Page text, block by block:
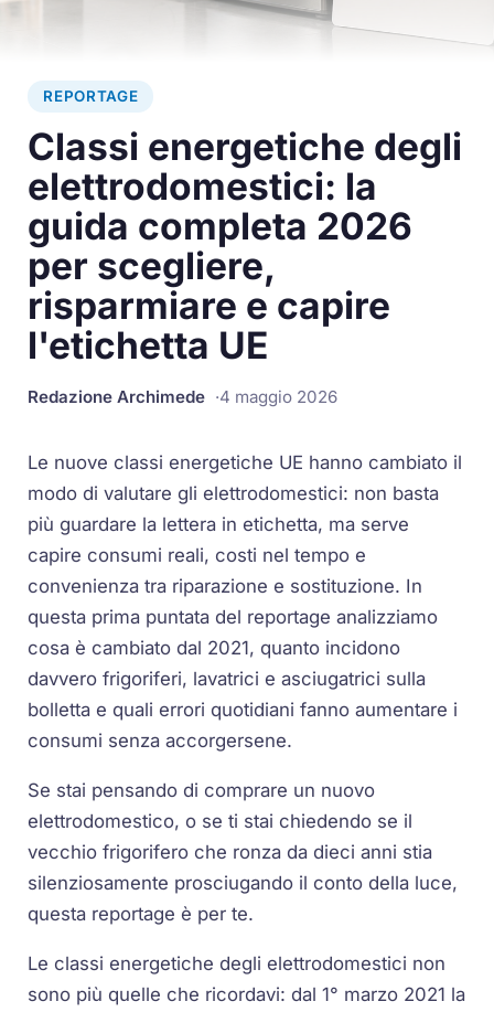
REPORTAGE
Classi energetiche degli
elettrodomestici: la
guida completa 2026
per scegliere,
risparmiare e capire
l'etichetta UE
Redazione Archimede 4 maggio 2026
Le nuove classi energetiche UE hanno cambiato il
modo di valutare gli elettrodomestici: non basta
più guardare la lettera in etichetta, ma serve
capire consumi reali, costi nel tempo e
convenienza tra riparazione e sostituzione. In
questa prima puntata del reportage analizziamo
cosa è cambiato dal 2021, quanto incidono
davvero frigoriferi, lavatrici e asciugatrici sulla
bolletta e quali errori quotidiani fanno aumentare i
consumi senza accorgersene.
Se stai pensando di comprare un nuovo
elettrodomestico, o se ti stai chiedendo se il
vecchio frigorifero che ronza da dieci anni stia
silenziosamente prosciugando il conto della luce,
questa reportage è per te.
Le classi energetiche degli elettrodomestici non
sono più quelle che ricordavi: dal 1° marzo 2021 la